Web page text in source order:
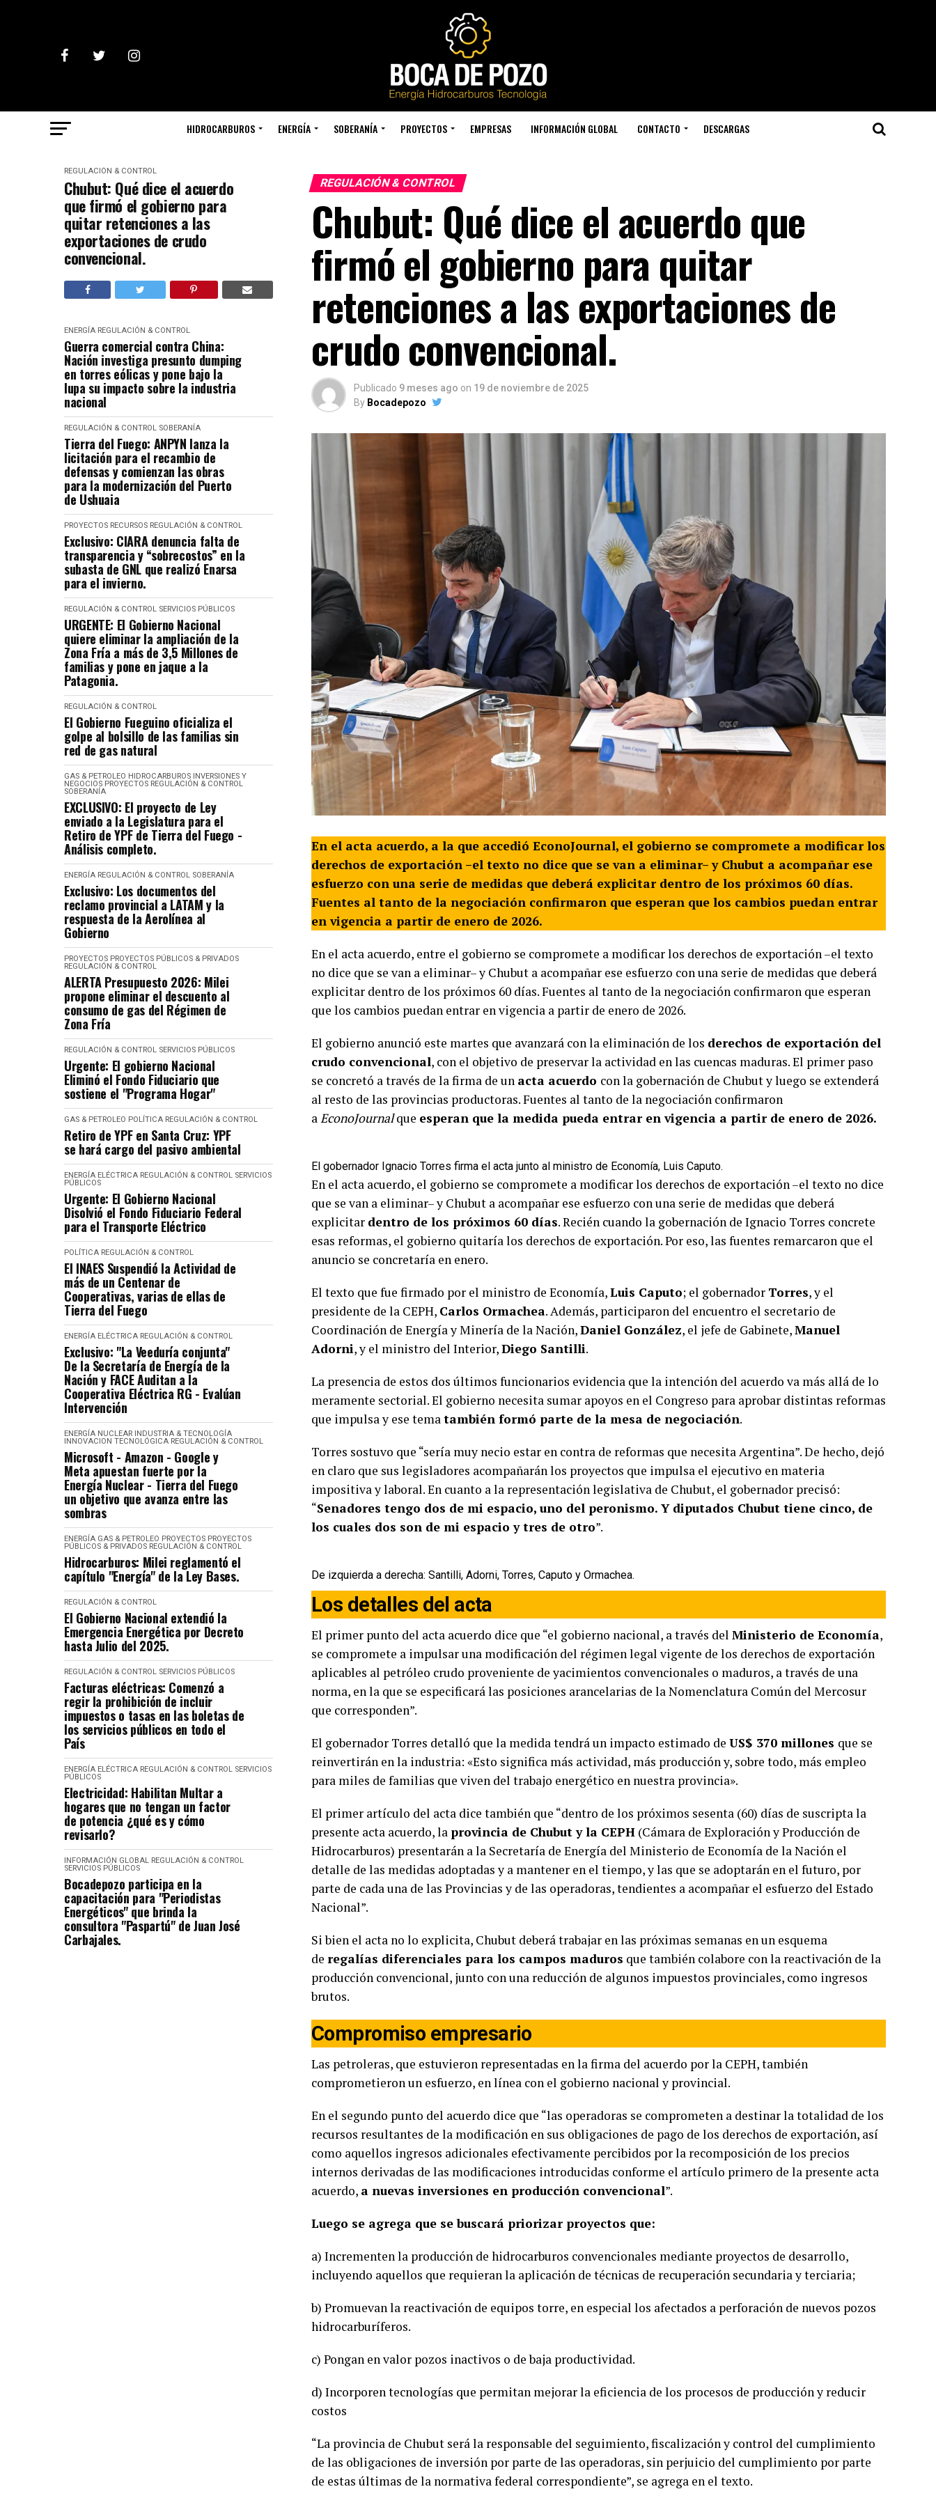
HIDROCARBUROS ENERGÍA SOBERANÍA PROYECTOS EMPRESAS INFORMACIÓN GLOBAL CONTACTO DESCARGAS
REGULACIÓN & CONTROL
Chubut: Qué dice el acuerdo
que firmó el gobierno para
quitar retenciones a las
exportaciones de crudo
convencional.
ENERGÍA REGULACIÓN & CONTROL
Guerra comercial contra China:
Nación investiga presunto dumping
en torres eólicas y pone bajo la
lupa su impacto sobre la industria
nacional
REGULACIÓN & CONTROL SOBERANÍA
Tierra del Fuego: ANPYN lanza la
licitación para el recambio de
defensas y comienzan las obras
para la modernización del Puerto
de Ushuaia
PROYECTOS RECURSOS REGULACIÓN & CONTROL
Exclusivo: CIARA denuncia falta de
transparencia y “sobrecostos” en la
subasta de GNL que realizó Enarsa
para el invierno.
REGULACIÓN & CONTROL SERVICIOS PÚBLICOS
URGENTE: El Gobierno Nacional
quiere eliminar la ampliación de la
Zona Fría a más de 3,5 Millones de
familias y pone en jaque a la
Patagonia.
REGULACIÓN & CONTROL
El Gobierno Fueguino oficializa el
golpe al bolsillo de las familias sin
red de gas natural
GAS & PETROLEO HIDROCARBUROS INVERSIONES Y
NEGOCIOS PROYECTOS REGULACIÓN & CONTROL
SOBERANÍA
EXCLUSIVO: El proyecto de Ley
enviado a la Legislatura para el
Retiro de YPF de Tierra del Fuego -
Análisis completo.
ENERGÍA REGULACIÓN & CONTROL SOBERANÍA
Exclusivo: Los documentos del
reclamo provincial a LATAM y la
respuesta de la Aerolínea al
Gobierno
PROYECTOS PROYECTOS PÚBLICOS & PRIVADOS
REGULACIÓN & CONTROL
ALERTA Presupuesto 2026: Milei
propone eliminar el descuento al
consumo de gas del Régimen de
Zona Fría
REGULACIÓN & CONTROL SERVICIOS PÚBLICOS
Urgente: El gobierno Nacional
Eliminó el Fondo Fiduciario que
sostiene el "Programa Hogar"
GAS & PETROLEO POLÍTICA REGULACIÓN & CONTROL
Retiro de YPF en Santa Cruz: YPF
se hará cargo del pasivo ambiental
ENERGÍA ELÉCTRICA REGULACIÓN & CONTROL SERVICIOS
PÚBLICOS
Urgente: El Gobierno Nacional
Disolvió el Fondo Fiduciario Federal
para el Transporte Eléctrico
POLÍTICA REGULACIÓN & CONTROL
El INAES Suspendió la Actividad de
más de un Centenar de
Cooperativas, varias de ellas de
Tierra del Fuego
ENERGÍA ELÉCTRICA REGULACIÓN & CONTROL
Exclusivo: "La Veeduría conjunta"
De la Secretaría de Energía de la
Nación y FACE Auditan a la
Cooperativa Eléctrica RG - Evalúan
Intervención
ENERGÍA NUCLEAR INDUSTRIA & TECNOLOGÍA
INNOVACION TECNOLÓGICA REGULACIÓN & CONTROL
Microsoft - Amazon - Google y
Meta apuestan fuerte por la
Energía Nuclear - Tierra del Fuego
un objetivo que avanza entre las
sombras
ENERGÍA GAS & PETROLEO PROYECTOS PROYECTOS
PÚBLICOS & PRIVADOS REGULACIÓN & CONTROL
Hidrocarburos: Milei reglamentó el
capítulo "Energía" de la Ley Bases.
REGULACIÓN & CONTROL
El Gobierno Nacional extendió la
Emergencia Energética por Decreto
hasta Julio del 2025.
REGULACIÓN & CONTROL SERVICIOS PÚBLICOS
Facturas eléctricas: Comenzó a
regir la prohibición de incluir
impuestos o tasas en las boletas de
los servicios públicos en todo el
País
ENERGÍA ELÉCTRICA REGULACIÓN & CONTROL SERVICIOS
PÚBLICOS
Electricidad: Habilitan Multar a
hogares que no tengan un factor
de potencia ¿qué es y cómo
revisarlo?
INFORMACIÓN GLOBAL REGULACIÓN & CONTROL
SERVICIOS PÚBLICOS
Bocadepozo participa en la
capacitación para "Periodistas
Energéticos" que brinda la
consultora "Paspartú" de Juan José
Carbajales.
REGULACIÓN & CONTROL
Chubut: Qué dice el acuerdo que
firmó el gobierno para quitar
retenciones a las exportaciones de
crudo convencional.
Publicado 9 meses ago on 19 de noviembre de 2025
By Bocadepozo
En el acta acuerdo, a la que accedió EconoJournal, el gobierno se compromete a modificar los
derechos de exportación –el texto no dice que se van a eliminar– y Chubut a acompañar ese
esfuerzo con una serie de medidas que deberá explicitar dentro de los próximos 60 días.
Fuentes al tanto de la negociación confirmaron que esperan que los cambios puedan entrar
en vigencia a partir de enero de 2026.
En el acta acuerdo, entre el gobierno se compromete a modificar los derechos de exportación –el texto
no dice que se van a eliminar– y Chubut a acompañar ese esfuerzo con una serie de medidas que deberá
explicitar dentro de los próximos 60 días. Fuentes al tanto de la negociación confirmaron que esperan
que los cambios puedan entrar en vigencia a partir de enero de 2026.
El gobierno anunció este martes que avanzará con la eliminación de los derechos de exportación del
crudo convencional, con el objetivo de preservar la actividad en las cuencas maduras. El primer paso
se concretó a través de la firma de un acta acuerdo con la gobernación de Chubut y luego se extenderá
al resto de las provincias productoras. Fuentes al tanto de la negociación confirmaron
aEconoJournalque esperan que la medida pueda entrar en vigencia a partir de enero de 2026.
El gobernador Ignacio Torres firma el acta junto al ministro de Economía, Luis Caputo.
En el acta acuerdo, el gobierno se compromete a modificar los derechos de exportación –el texto no dice
que se van a eliminar– y Chubut a acompañar ese esfuerzo con una serie de medidas que deberá
explicitar dentro de los próximos 60 días. Recién cuando la gobernación de Ignacio Torres concrete
esas reformas, el gobierno quitaría los derechos de exportación. Por eso, las fuentes remarcaron que el
anuncio se concretaría en enero.
El texto que fue firmado por el ministro de Economía,Luis Caputo; el gobernador Torres, y el
presidente de la CEPH, Carlos Ormachea. Además, participaron del encuentro el secretario de
Coordinación de Energía y Minería de la Nación,Daniel González, el jefe de Gabinete,Manuel
Adorni, y el ministro del Interior,Diego Santilli.
La presencia de estos dos últimos funcionarios evidencia que la intención del acuerdo va más allá de lo
meramente sectorial. El gobierno necesita sumar apoyos en el Congreso para aprobar distintas reformas
que impulsa y ese tematambién formó parte de la mesa de negociación.
Torres sostuvo que “sería muy necio estar en contra de reformas que necesita Argentina”. De hecho, dejó
en claro que sus legisladores acompañarán los proyectos que impulsa el ejecutivo en materia
impositiva y laboral. En cuanto a la representación legislativa de Chubut, el gobernador precisó:
“Senadores tengo dos de mi espacio, uno del peronismo. Y diputados Chubut tiene cinco, de
los cuales dos son de mi espacio y tres de otro”.
De izquierda a derecha: Santilli, Adorni, Torres, Caputo y Ormachea.
Los detalles del acta
El primer punto del acta acuerdo dice que “el gobierno nacional, a través del Ministerio de Economía,
se compromete a impulsar una modificación del régimen legal vigente de los derechos de exportación
aplicables al petróleo crudo proveniente de yacimientos convencionales o maduros, a través de una
norma, en la que se especificará las posiciones arancelarias de la Nomenclatura Común del Mercosur
que corresponden”.
El gobernador Torres detalló que la medida tendrá un impacto estimado de US$ 370 millones que se
reinvertirán en la industria: «Esto significa más actividad, más producción y, sobre todo, más empleo
para miles de familias que viven del trabajo energético en nuestra provincia».
El primer artículo del acta dice también que “dentro de los próximos sesenta (60) días de suscripta la
presente acta acuerdo, la provincia de Chubut y la CEPH (Cámara de Exploración y Producción de
Hidrocarburos) presentarán a la Secretaría de Energía del Ministerio de Economía de la Nación el
detalle de las medidas adoptadas y a mantener en el tiempo, y las que se adoptarán en el futuro, por
parte de cada una de las Provincias y de las operadoras, tendientes a acompañar el esfuerzo del Estado
Nacional”.
Si bien el acta no lo explicita, Chubut deberá trabajar en las próximas semanas en un esquema
de regalías diferenciales para los campos maduros que también colabore con la reactivación de la
producción convencional, junto con una reducción de algunos impuestos provinciales, como ingresos
brutos.
Compromiso empresario
Las petroleras, que estuvieron representadas en la firma del acuerdo por la CEPH, también
comprometieron un esfuerzo, en línea con el gobierno nacional y provincial.
En el segundo punto del acuerdo dice que “las operadoras se comprometen a destinar la totalidad de los
recursos resultantes de la modificación en sus obligaciones de pago de los derechos de exportación, así
como aquellos ingresos adicionales efectivamente percibidos por la recomposición de los precios
internos derivadas de las modificaciones introducidas conforme el artículo primero de la presente acta
acuerdo, a nuevas inversiones en producción convencional”.
Luego se agrega que se buscará priorizar proyectos que:
a) Incrementen la producción de hidrocarburos convencionales mediante proyectos de desarrollo,
incluyendo aquellos que requieran la aplicación de técnicas de recuperación secundaria y terciaria;
b) Promuevan la reactivación de equipos torre, en especial los afectados a perforación de nuevos pozos
hidrocarburíferos.
c) Pongan en valor pozos inactivos o de baja productividad.
d) Incorporen tecnologías que permitan mejorar la eficiencia de los procesos de producción y reducir
costos
“La provincia de Chubut será la responsable del seguimiento, fiscalización y control del cumplimiento
de las obligaciones de inversión por parte de las operadoras, sin perjuicio del cumplimiento por parte
de estas últimas de la normativa federal correspondiente”, se agrega en el texto.